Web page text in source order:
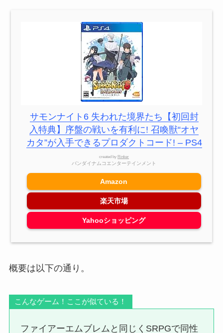
サモンナイト6 失われた境界たち【初回封
入特典】序盤の戦いを有利に! 召喚獣“オヤ
カタ”が入手できるプロダクトコード! – PS4
created by Rinker
バンダイナムコエンターテインメント
Amazon
楽天市場
Yahooショッピング
概要は以下の通り。
こんなゲーム！ここが似ている！
ファイアーエムブレムと同じくSRPGで同性